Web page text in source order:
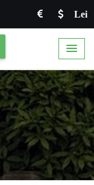
Lei